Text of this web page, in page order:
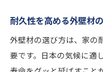
効率
地域と調和する
外構工事のデザイ
耐久性を高める外壁材
外壁材の選び方は、家の
要です。日本の気候に適